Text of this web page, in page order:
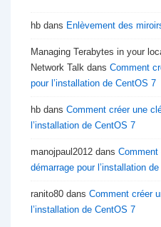
hb dans Enlèvement des
Managing Terabytes in your
Network Talk dans Comment
pour l’installation de CentOS 7
hb dans Comment créer une
l’installation de CentOS 7
manojpaul2012 dans Comment
démarrage pour l’installation
ranito80 dans Comment créer
l’installation de CentOS 7